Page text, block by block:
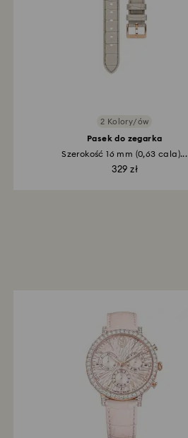
2 Kolory/ów
Pasek do zegarka
Szerokość 16 mm (0,63 cala)...
329 zł